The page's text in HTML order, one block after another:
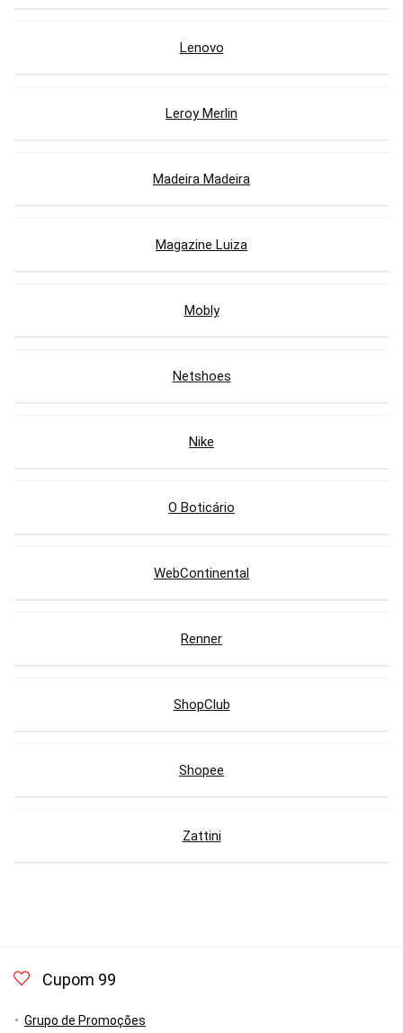
Lenovo
Leroy Merlin
Madeira Madeira
Magazine Luiza
Mobly
Netshoes
Nike
O Boticário
WebContinental
Renner
ShopClub
Shopee
Zattini
Cupom 99
Grupo de Promoções